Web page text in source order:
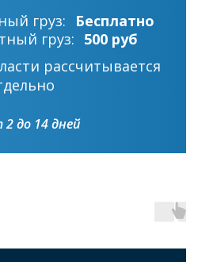
груз:
Бесплатно
груз: 500 руб
рассчитывается
2 до 14 дней